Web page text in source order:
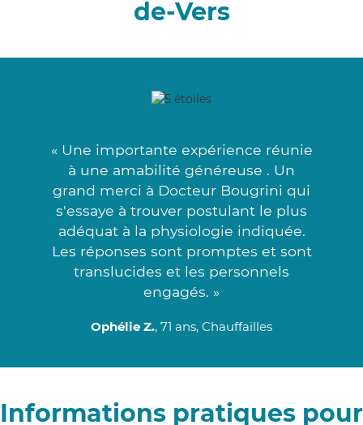
de-Vers
« Une importante expérience réunie
à une amabilité généreuse . Un
grand merci à Docteur Bougrini qui
s'essaye à trouver postulant le plus
adéquat à la physiologie indiquée.
Les réponses sont promptes et sont
translucides et les personnels
engagés. »
Ophélie Z., 71 ans, Chauffailles
Informations pratiques pour